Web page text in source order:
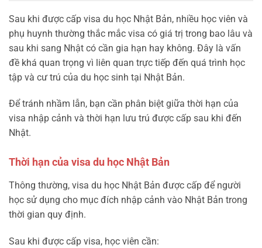
Sau khi được cấp visa du học Nhật Bản, nhiều học viên và
phụ huynh thường thắc mắc visa có giá trị trong bao lâu và
sau khi sang Nhật có cần gia hạn hay không. Đây là vấn
đề khá quan trọng vì liên quan trực tiếp đến quá trình học
tập và cư trú của du học sinh tại Nhật Bản.
Để tránh nhầm lẫn, bạn cần phân biệt giữa thời hạn của
visa nhập cảnh và thời hạn lưu trú được cấp sau khi đến
Nhật.
Thời hạn của visa du học Nhật Bản
Thông thường, visa du học Nhật Bản được cấp để người
học sử dụng cho mục đích nhập cảnh vào Nhật Bản trong
thời gian quy định.
Sau khi được cấp visa, học viên cần: